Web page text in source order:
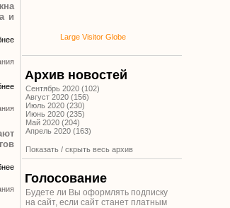
и
Large Visitor Globe
Архив новостей
Сентябрь 2020 (102)
Август 2020 (156)
Июль 2020 (230)
Июнь 2020 (235)
Май 2020 (204)
Апрель 2020 (163)
Показать / скрыть весь архив
Голосование
Будете ли Вы оформлять подписку
на сайт, если сайт станет платным